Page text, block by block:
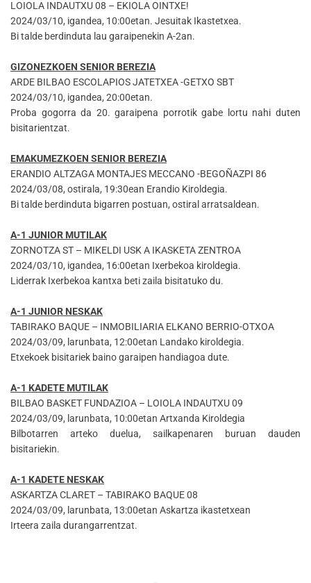
LOIOLA INDAUTXU 08 – EKIOLA OINTXE!
2024/03/10, igandea, 10:00etan. Jesuitak Ikastetxea.
Bi talde berdinduta lau garaipenekin A-2an.
GIZONEZKOEN SENIOR BEREZIA
ARDE BILBAO ESCOLAPIOS JATETXEA -GETXO SBT
2024/03/10, igandea, 20:00etan.
Proba gogorra da 20. garaipena porrotik gabe lortu nahi duten
bisitarientzat.
EMAKUMEZKOEN SENIOR BEREZIA
ERANDIO ALTZAGA MONTAJES MECCANO -BEGOÑAZPI 86
2024/03/08, ostirala, 19:30ean Erandio Kiroldegia.
Bi talde berdinduta bigarren postuan, ostiral arratsaldean.
A-1 JUNIOR MUTILAK
ZORNOTZA ST – MIKELDI USK A IKASKETA ZENTROA
2024/03/10, igandea, 16:00etan Ixerbekoa kiroldegia.
Liderrak Ixerbekoa kantxa beti zaila bisitatuko du.
A-1 JUNIOR NESKAK
TABIRAKO BAQUE – INMOBILIARIA ELKANO BERRIO-OTXOA
2024/03/09, larunbata, 12:00etan Landako kiroldegia.
Etxekoek bisitariek baino garaipen handiagoa dute.
A-1 KADETE MUTILAK
BILBAO BASKET FUNDAZIOA – LOIOLA INDAUTXU 09
2024/03/09, larunbata, 10:00etan Artxanda Kiroldegia
Bilbotarren arteko duelua, sailkapenaren buruan dauden
bisitariekin.
A-1 KADETE NESKAK
ASKARTZA CLARET – TABIRAKO BAQUE 08
2024/03/09, larunbata, 13:00etan Askartza ikastetxean
Irteera zaila durangarrentzat.